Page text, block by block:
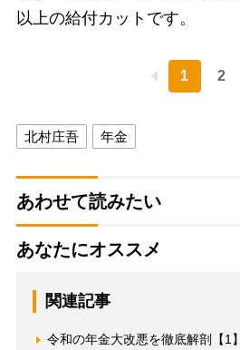
以上の給付カットです。
1 2
北村庄吾 年金
あわせて読みたい
あなたにオススメ
関連記事
令和の年金大改悪を徹底解剖【1